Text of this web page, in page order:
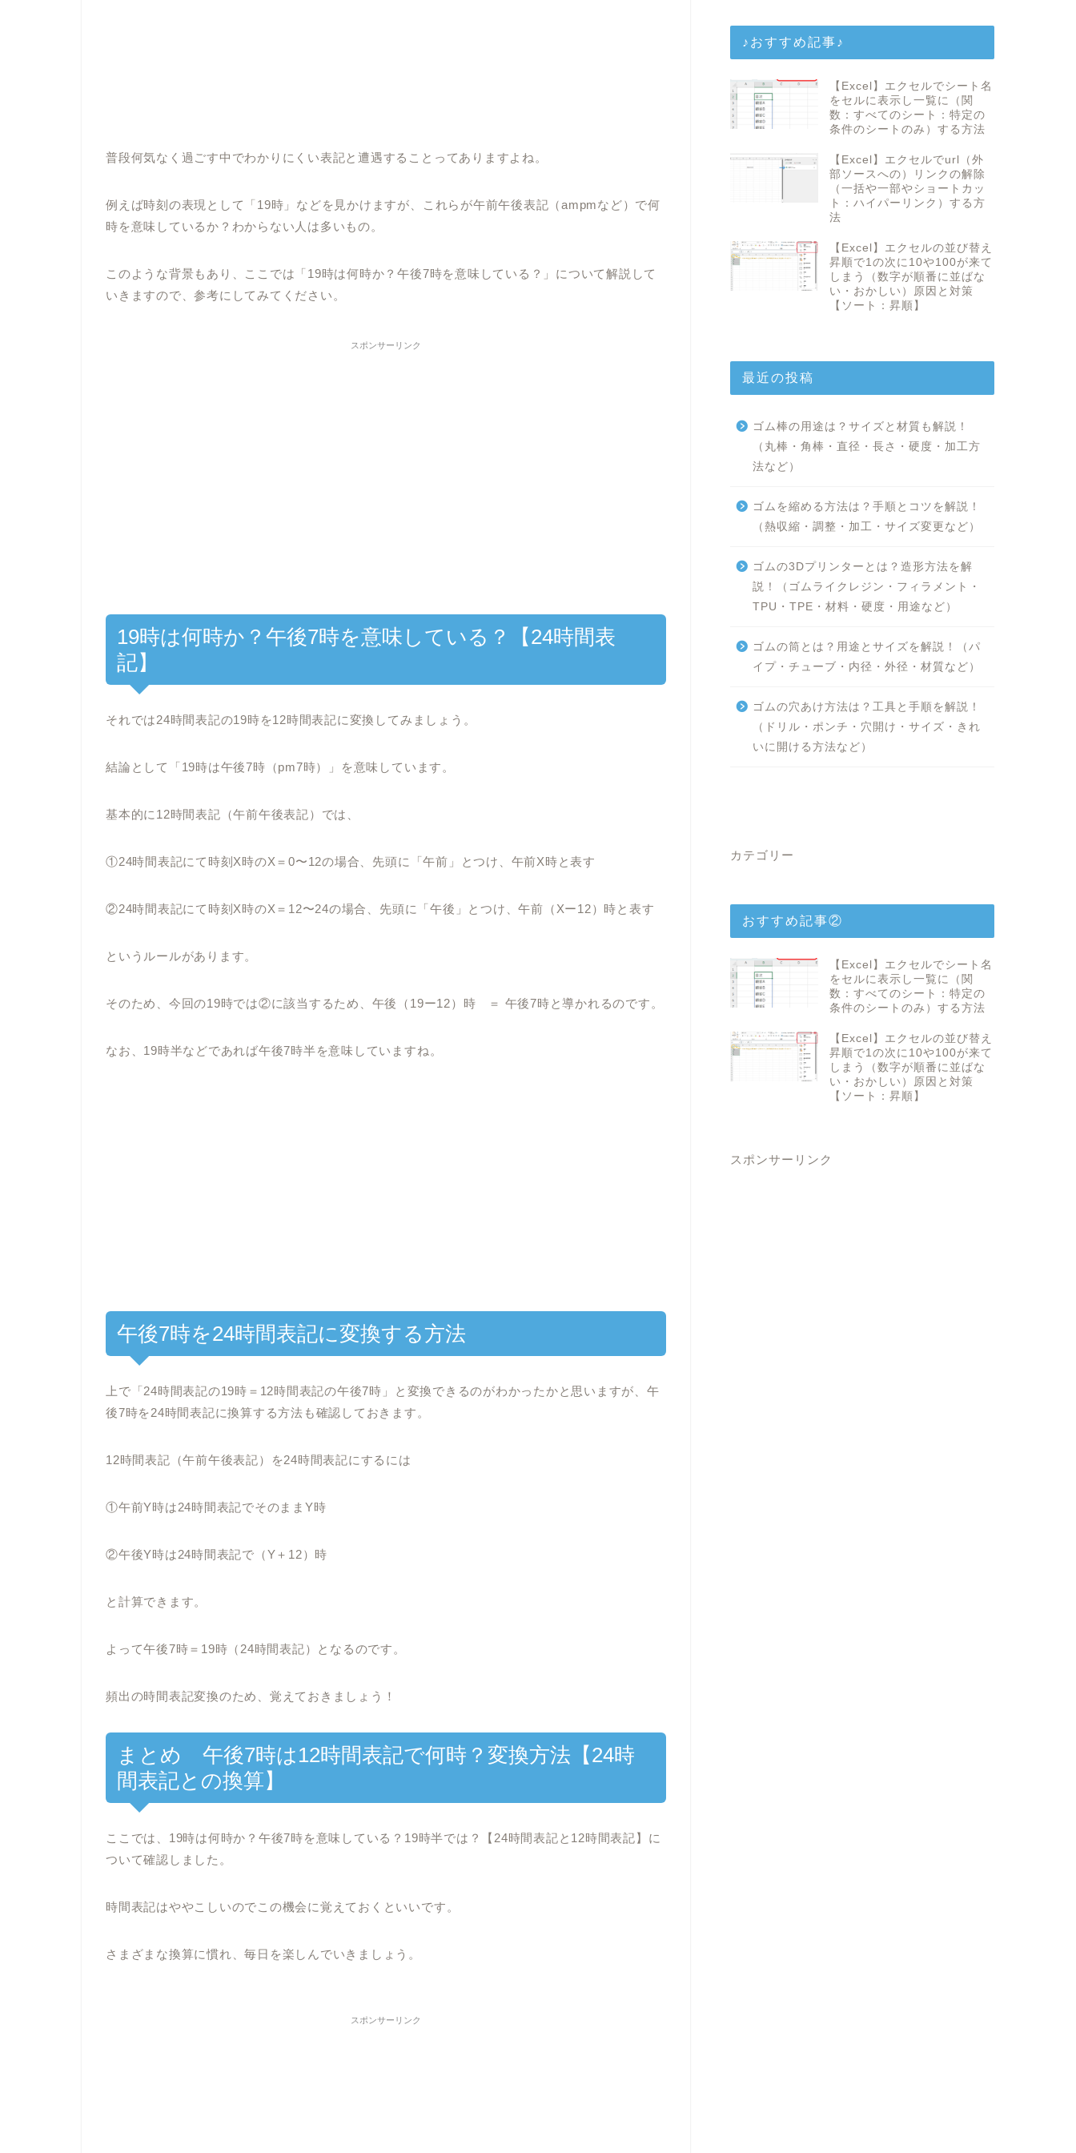
普段何気なく過ごす中でわかりにくい表記と遭遇することってありますよね。
例えば時刻の表現として「19時」などを見かけますが、これらが午前午後表記（ampmなど）で何
時を意味しているか？わからない人は多いもの。
このような背景もあり、ここでは「19時は何時か？午後7時を意味している？」について解説して
いきますので、参考にしてみてください。
スポンサーリンク
19時は何時か？午後7時を意味している？【24時間表
記】
それでは24時間表記の19時を12時間表記に変換してみましょう。
結論として「19時は午後7時（pm7時）」を意味しています。
基本的に12時間表記（午前午後表記）では、
①24時間表記にて時刻X時のX＝0〜12の場合、先頭に「午前」とつけ、午前X時と表す
②24時間表記にて時刻X時のX＝12〜24の場合、先頭に「午後」とつけ、午前（Xー12）時と表す
というルールがあります。
そのため、今回の19時では②に該当するため、午後（19ー12）時 ＝ 午後7時と導かれるのです。
なお、19時半などであれば午後7時半を意味していますね。
午後7時を24時間表記に変換する方法
上で「24時間表記の19時＝12時間表記の午後7時」と変換できるのがわかったかと思いますが、午
後7時を24時間表記に換算する方法も確認しておきます。
12時間表記（午前午後表記）を24時間表記にするには
①午前Y時は24時間表記でそのままY時
②午後Y時は24時間表記で（Y＋12）時
と計算できます。
よって午後7時＝19時（24時間表記）となるのです。
頻出の時間表記変換のため、覚えておきましょう！
まとめ 午後7時は12時間表記で何時？変換方法【24時
間表記との換算】
ここでは、19時は何時か？午後7時を意味している？19時半では？【24時間表記と12時間表記】に
ついて確認しました。
時間表記はややこしいのでこの機会に覚えておくといいです。
さまざまな換算に慣れ、毎日を楽しんでいきましょう。
スポンサーリンク
♪おすすめ記事♪
【Excel】エクセルでシート名
をセルに表示し一覧に（関
数：すべてのシート：特定の
条件のシートのみ）する方法
【Excel】エクセルでurl（外
部ソースへの）リンクの解除
（一括や一部やショートカッ
ト：ハイパーリンク）する方
法
【Excel】エクセルの並び替え
昇順で1の次に10や100が来て
しまう（数字が順番に並ばな
い・おかしい）原因と対策
【ソート：昇順】
最近の投稿
ゴム棒の用途は？サイズと材質も解説！
（丸棒・角棒・直径・長さ・硬度・加工方
法など）
ゴムを縮める方法は？手順とコツを解説！
（熱収縮・調整・加工・サイズ変更など）
ゴムの3Dプリンターとは？造形方法を解
説！（ゴムライクレジン・フィラメント・
TPU・TPE・材料・硬度・用途など）
ゴムの筒とは？用途とサイズを解説！（パ
イプ・チューブ・内径・外径・材質など）
ゴムの穴あけ方法は？工具と手順を解説！
（ドリル・ポンチ・穴開け・サイズ・きれ
いに開ける方法など）
カテゴリー
おすすめ記事②
【Excel】エクセルでシート名
をセルに表示し一覧に（関
数：すべてのシート：特定の
条件のシートのみ）する方法
【Excel】エクセルの並び替え
昇順で1の次に10や100が来て
しまう（数字が順番に並ばな
い・おかしい）原因と対策
【ソート：昇順】
スポンサーリンク